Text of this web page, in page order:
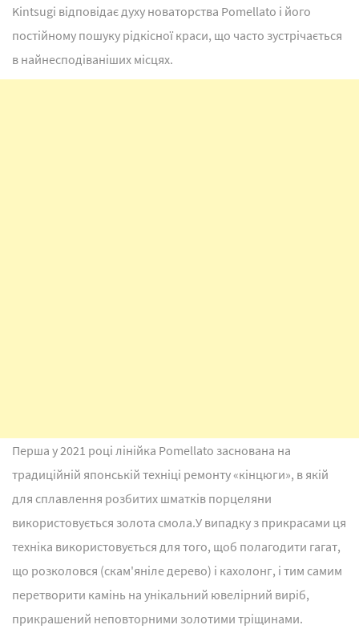
Kintsugi відповідає духу новаторства Pomellato і його
постійному пошуку рідкісної краси, що часто зустрічається
в найнесподіваніших місцях.
Перша у 2021 році лінійка Pomellato заснована на
традиційній японській техніці ремонту «кінцюги», в якій
для сплавлення розбитих шматків порцеляни
використовується золота смола.У випадку з прикрасами ця
техніка використовується для того, щоб полагодити гагат,
що розколовся (скам'яніле дерево) і кахолонг, і тим самим
перетворити камінь на унікальний ювелірний виріб,
прикрашений неповторними золотими тріщинами.